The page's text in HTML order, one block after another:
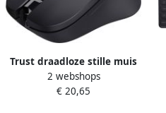
Trust draadloze stille muis
Mydo zwart
2 webshops
€ 20,65